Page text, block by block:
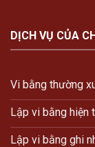
DỊCH VỤ CỦA
Vi bằng thường
Lập vi bằng hiện
Lập vi bằng ghi